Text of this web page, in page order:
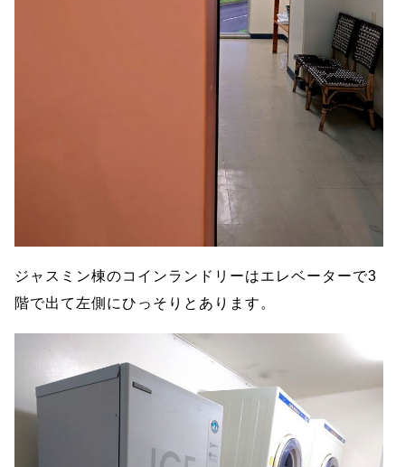
ジャスミン棟のコインランドリーはエレベーターで3
階で出て左側にひっそりとあります。